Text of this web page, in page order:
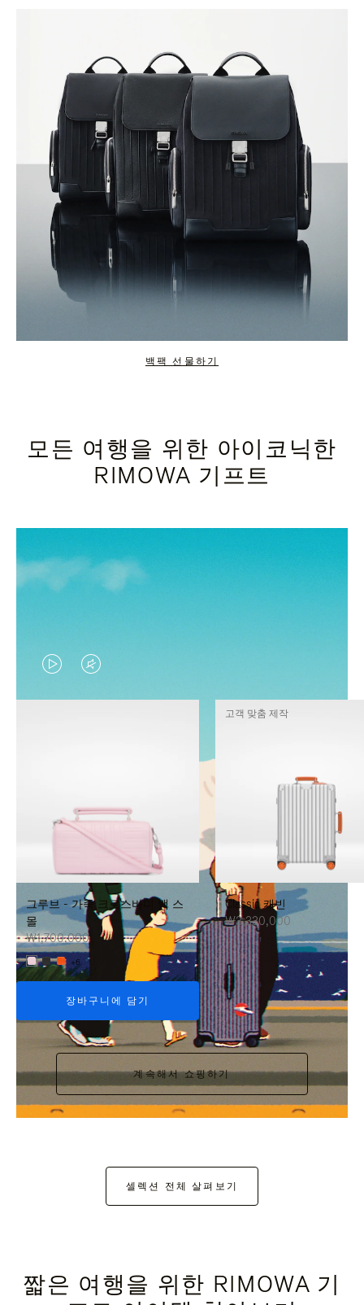
백팩 선물하기
모든 여행을 위한 아이코닉한
RIMOWA 기프트
VIDEO
IS
TO
PAUSE
IT
VIDEO
IS
TO
UNMUTE
IT
그루브 - 가죽 크로스바디 백 스
몰
₩1,700,000
+6
장바구니에 담기
Classic 캐빈
₩3,330,000
고객 맞춤 제작
계속해서 쇼핑하기
셀렉션 전체 살펴보기
짧은 여행을 위한 RIMOWA 기